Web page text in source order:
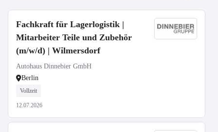
Fachkraft für Lagerlogistik |
Mitarbeiter Teile und Zubehör
(m/w/d) | Wilmersdorf
Autohaus Dinnebier GmbH
Berlin
Vollzeit
12.07.2026